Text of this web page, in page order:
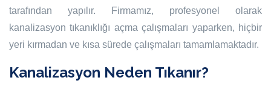
tarafından yapılır. Firmamız, profesyonel olarak
kanalizasyon tıkanıklığı açma çalışmaları yaparken, hiçbir
yeri kırmadan ve kısa sürede çalışmaları tamamlamaktadır.
Kanalizasyon Neden Tıkanır?